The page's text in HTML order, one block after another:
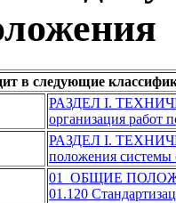
в следующие
РАЗДЕЛ I.
организация работ
РАЗДЕЛ I.
положения системы
01 ОБЩИЕ
01.120